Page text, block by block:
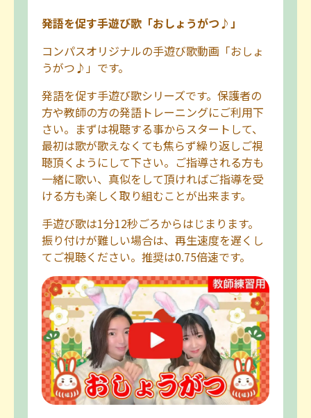
発語を促す手遊び歌「おしょうがつ♪」
コンパスオリジナルの手遊び歌動画「おしょ
うがつ♪」です。
発語を促す手遊び歌シリーズです。保護者の
方や教師の方の発語トレーニングにご利用下
さい。まずは視聴する事からスタートして、
最初は歌が歌えなくても焦らず繰り返しご視
聴頂くようにして下さい。ご指導される方も
一緒に歌い、真似をして頂ければご指導を受
ける方も楽しく取り組むことが出来ます。
手遊び歌は1分12秒ごろからはじまります。
振り付けが難しい場合は、再生速度を遅くし
てご視聴ください。推奨は0.75倍速です。